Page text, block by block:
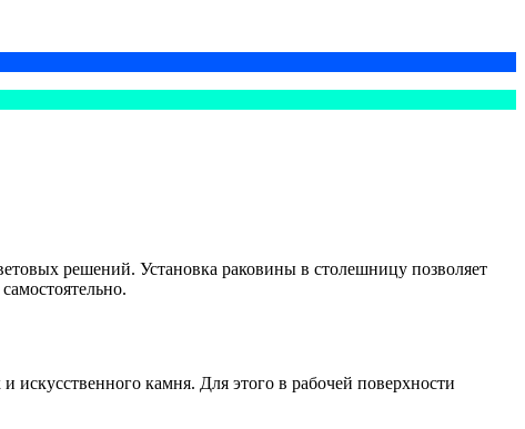
решений. Установка раковины в столешницу позволяет
камня. Для этого в рабочей поверхности